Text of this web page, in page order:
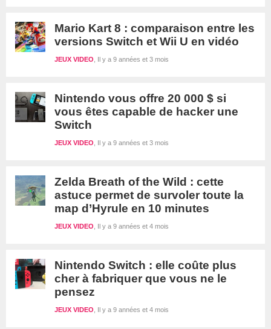
Mario Kart 8 : comparaison entre les
versions Switch et Wii U en vidéo
Il y a 9 années et 3 mois
JEUX VIDEO
Nintendo vous offre 20 000 $ si
vous êtes capable de hacker une
Switch
Il y a 9 années et 3 mois
JEUX VIDEO
Zelda Breath of the Wild : cette
astuce permet de survoler toute la
map d’Hyrule en 10 minutes
Il y a 9 années et 4 mois
JEUX VIDEO
Nintendo Switch : elle coûte plus
cher à fabriquer que vous ne le
pensez
Il y a 9 années et 4 mois
JEUX VIDEO